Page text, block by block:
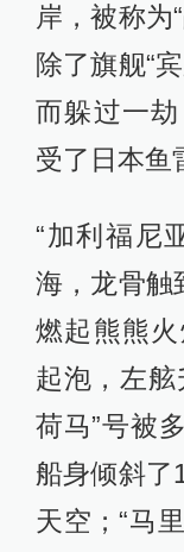
岸，被称为
除了旗舰“
而躲过一
受了日本鱼
“加利福尼
海，龙骨触
燃起熊熊
起泡，左舷
荷马”号被
船身倾斜了
天空；“马